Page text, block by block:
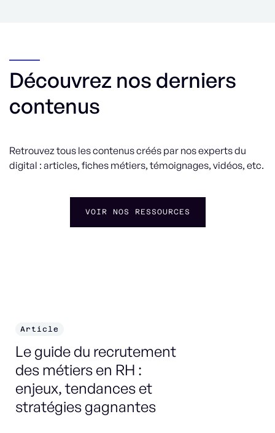
Découvrez nos derniers
contenus
Retrouvez tous les contenus créés par nos experts du
digital : articles, fiches métiers, témoignages, vidéos, etc.
VOIR NOS RESSOURCES
Article
Le guide du recrutement
des métiers en RH :
enjeux, tendances et
stratégies gagnantes